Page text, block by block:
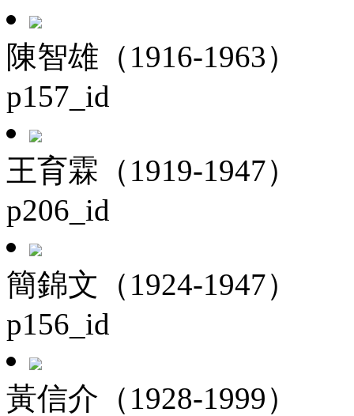
陳智雄（1916-1963）
p157_id
王育霖（1919-1947）
p206_id
簡錦文（1924-1947）
p156_id
黃信介（1928-1999）